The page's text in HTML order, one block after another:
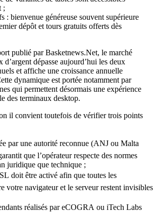
;
: bienvenue généreuse souvent supérieure
dépôt et tours gratuits offerts dès
publié par Basketnews.Net, le marché
d’argent dépasse aujourd’hui les deux
et affiche une croissance annuelle
dynamique est portée notamment par
qui permettent désormais une expérience
des terminaux desktop.
il convient toutefois de vérifier trois points
par une autorité reconnue (ANJ ou Malta
que l’opérateur respecte des normes
juridique que technique ;
doit être activé afin que toutes les
votre navigateur et le serveur restent invisibles
réalisés par eCOGRA ou iTech Labs